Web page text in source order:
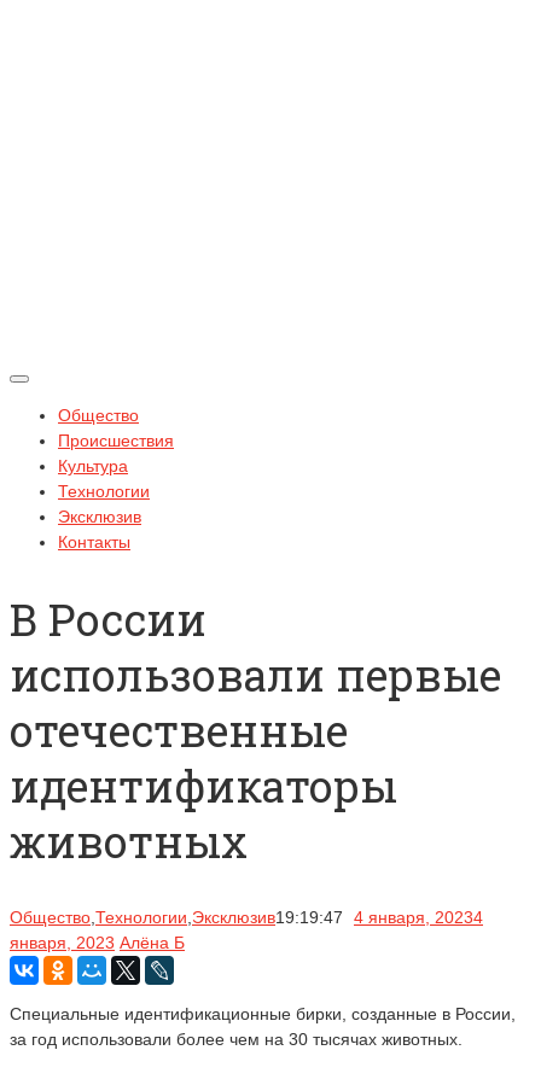
Общество
Происшествия
Культура
Технологии
Эксклюзив
Контакты
В России
использовали первые
отечественные
идентификаторы
животных
Общество Технологии Эксклюзив19:19:47 4 января, 20234
января, 2023 Алёна Б
Специальные идентификационные бирки, созданные в России,
за год использовали более чем на 30 тысячах животных.